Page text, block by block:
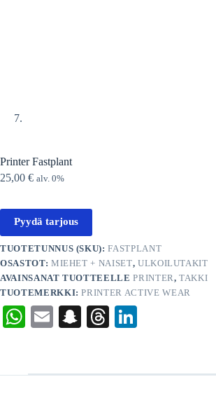
Printer Fastplant
25,00 € alv. 0%
Pyydä tarjous
TUOTETUNNUS (SKU):FASTPLANT
OSASTOT: MIEHET + NAISET, ULKOILUTAKIT
AVAINSANAT TUOTTEELLEPRINTER,TAKKI
TUOTEMERKKI:PRINTER ACTIVE WEAR
W
A
E
S
ha
T
ds In